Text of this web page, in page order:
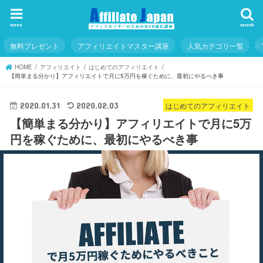
search
menu
無料プレゼント アフィリエイトマスター講座 人気カテゴリ一覧
HOME アフィリエイト
はじめてのアフィリエイト
【簡単まる分かり】アフィリエイトで月に5万円を稼ぐために、最初にやるべき事
はじめてのアフィリエイト
2020.01.31 2020.02.03
【簡単まる分かり】アフィリエイトで月に5万
円を稼ぐために、最初にやるべき事